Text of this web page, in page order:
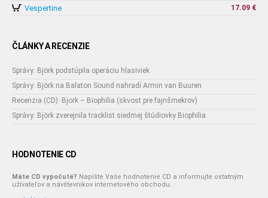
Vespertine 17.09 €
ČLÁNKY A RECENZIE
Správy: Björk podstúpila operáciu hlasiviek
Správy: Björk na Balaton Sound nahradí Armin van Buuren
Recenzia (CD): Bjork – Biophilia (skvost pre fajnšmekrov)
Správy: Björk zverejnila tracklist siedmej štúdiovky Biophilia
HODNOTENIE CD
Máte CD vypočuté? Napíšte Vaše hodnotenie CD a informujte ostatným
užívateľov a návštevníkov internetového obchodu.